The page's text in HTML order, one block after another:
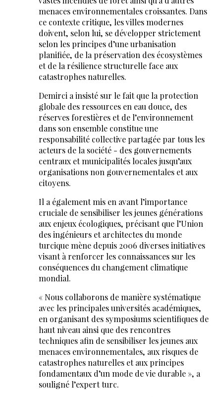
menaces environnementales croissantes. Dans
ce contexte critique, les villes modernes
doivent, selon lui, se développer strictement
selon les principes d’une urbanisation
planifiée, de la préservation des écosystèmes
et de la résilience structurelle face aux
catastrophes naturelles.
Demirci a insisté sur le fait que la protection
globale des ressources en eau douce, des
réserves forestières et de l’environnement
dans son ensemble constitue une
responsabilité collective partagée par tous les
acteurs de la société - des gouvernements
centraux et municipalités locales jusqu’aux
organisations non gouvernementales et aux
citoyens.
Il a également mis en avant l’importance
cruciale de sensibiliser les jeunes générations
aux enjeux écologiques, précisant que l’Union
des ingénieurs et architectes du monde
turcique mène depuis 2006 diverses initiatives
visant à renforcer les connaissances sur les
conséquences du changement climatique
mondial.
« Nous collaborons de manière systématique
avec les principales universités académiques,
en organisant des symposiums scientifiques de
haut niveau ainsi que des rencontres
techniques afin de sensibiliser les jeunes aux
menaces environnementales, aux risques de
catastrophes naturelles et aux principes
fondamentaux d’un mode de vie durable », a
souligné l’expert turc.